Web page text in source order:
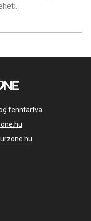
fenntartva.